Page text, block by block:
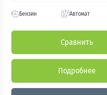
Бензин Автомат
Сравнить
Подробнее